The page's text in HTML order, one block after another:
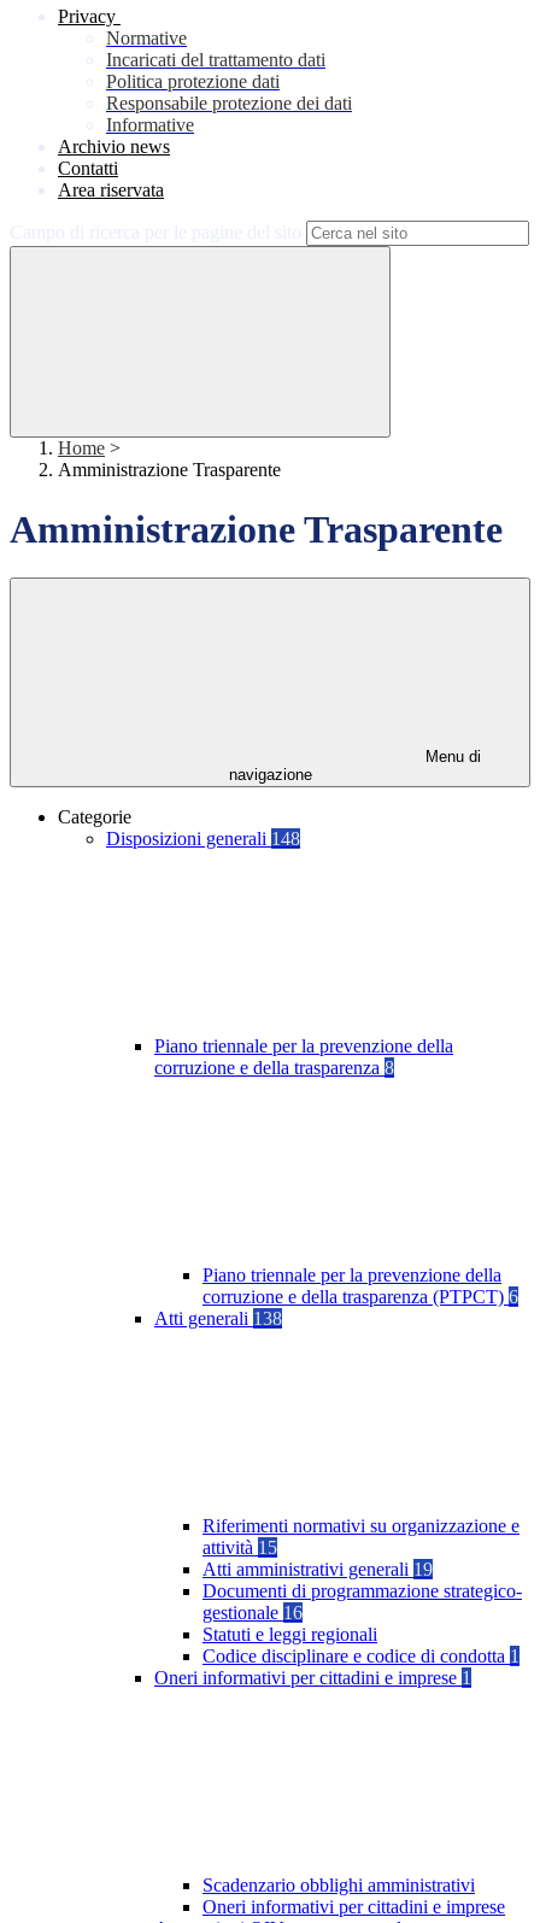
Privacy
Normative
Incaricati del trattamento dati
Politica protezione dati
Responsabile protezione dei dati
Informative
Archivio news
Contatti
Area riservata
Home >
Amministrazione Trasparente
Amministrazione Trasparente
Menu di
navigazione
Categorie
Disposizioni generali 148
Piano triennale per la prevenzione della
corruzione e della trasparenza 8
Piano triennale per la prevenzione della
corruzione e della trasparenza (PTPCT) 6
Atti generali 138
Riferimenti normativi su organizzazione e
attività 15
Atti amministrativi generali 19
Documenti di programmazione strategico-
gestionale 16
Statuti e leggi regionali
Codice disciplinare e codice di condotta 1
Oneri informativi per cittadini e imprese 1
Scadenzario obblighi amministrativi
Oneri informativi per cittadini e imprese